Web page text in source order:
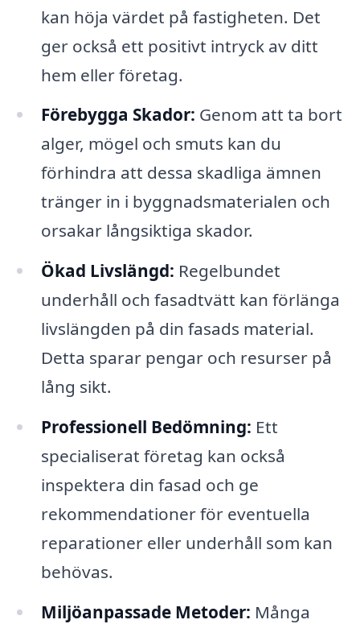
kan höja värdet på fastigheten. Det
ger också ett positivt intryck av ditt
hem eller företag.
Förebygga Skador: Genom att ta bort
alger, mögel och smuts kan du
förhindra att dessa skadliga ämnen
tränger in i byggnadsmaterialen och
orsakar långsiktiga skador.
Ökad Livslängd: Regelbundet
underhåll och fasadtvätt kan förlänga
livslängden på din fasads material.
Detta sparar pengar och resurser på
lång sikt.
Professionell Bedömning: Ett
specialiserat företag kan också
inspektera din fasad och ge
rekommendationer för eventuella
reparationer eller underhåll som kan
behövas.
Miljöanpassade Metoder: Många